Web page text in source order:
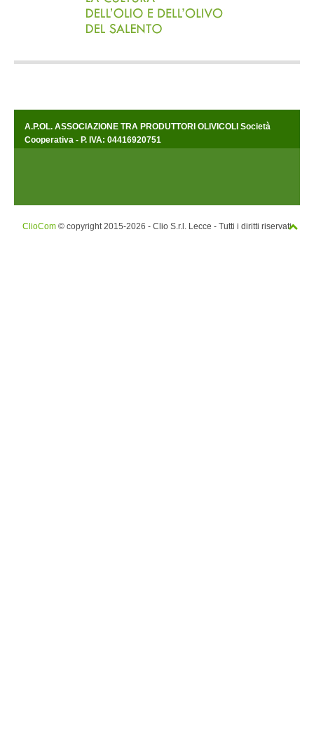
A.P.OL. ASSOCIAZIONE TRA PRODUTTORI OLIVICOLI Società
Cooperativa - P. IVA: 04416920751
ClioCom © copyright 2015-2026 - Clio S.r.l. Lecce - Tutti i diritti riservati